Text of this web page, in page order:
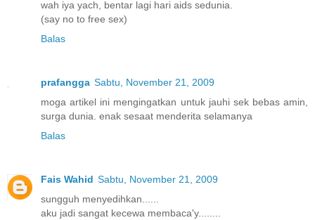
wah iya yach, bentar lagi hari aids sedunia.
(say no to free sex)
Balas
prafangga Sabtu, November 21, 2009
moga artikel ini mengingatkan untuk jauhi sek bebas amin,
surga dunia. enak sesaat menderita selamanya
Balas
Fais Wahid Sabtu, November 21, 2009
sungguh menyedihkan......
aku jadi sangat kecewa membaca'y........